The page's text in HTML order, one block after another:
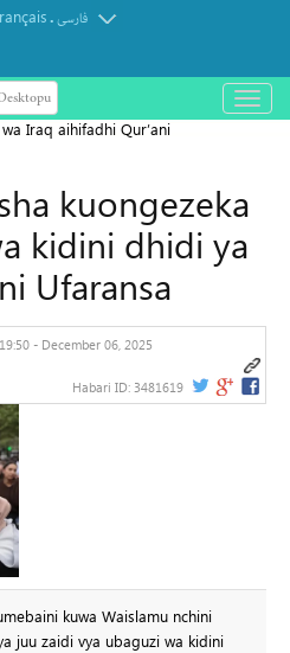
.فارسی
باز
و
Iraq aihifadhi Qur’ani
kuongezeka
kidini dhidi ya
Ufaransa
19:50 - December 06, 2025
Habari ID: 3481619
kuwa Waislamu nchini
juu zaidi vya ubaguzi wa kidini